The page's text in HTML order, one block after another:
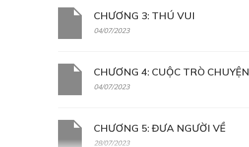
CHƯƠNG 3: THÚ VUI
04/07/2023
CHƯƠNG 4: CUỘC TRÒ CHUYỆN
04/07/2023
CHƯƠNG 5: ĐƯA NGƯỜI VỀ
28/07/2023